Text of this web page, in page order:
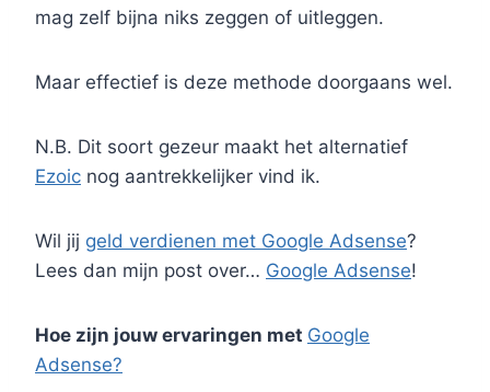
mag zelf bijna niks zeggen of uitleggen.
Maar effectief is deze methode doorgaans wel.
N.B. Dit soort gezeur maakt het alternatief
Ezoic nog aantrekkelijker vind ik.
Wil jij geld verdienen met Google Adsense?
Lees dan mijn post over… Google Adsense!
Hoe zijn jouw ervaringen met Google
Adsense?